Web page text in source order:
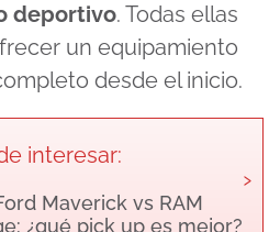
deportivo. Todas ellas
un equipamiento
desde el inicio.
interesar:
Maverick vs RAM
¿qué pick up es mejor?
›